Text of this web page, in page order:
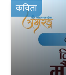
कविता